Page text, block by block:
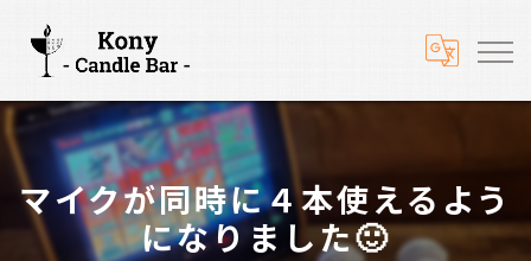
マイクが同時に４本使えるよう
になりました🙂